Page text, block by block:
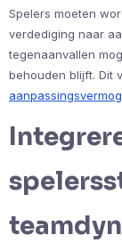
Spelers moeten
verdediging naar
tegenaanvallen
behouden blijft. Dit